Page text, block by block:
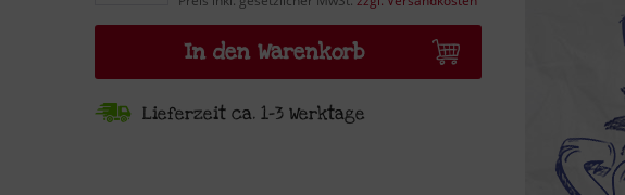
In den Warenkorb
Lieferzeit ca. 1-3 Werktage